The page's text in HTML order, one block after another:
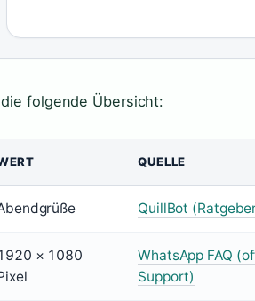
folgende Übersicht:
QUELLE
QuillBot
× 1080
WhatsApp FAQ
Support)